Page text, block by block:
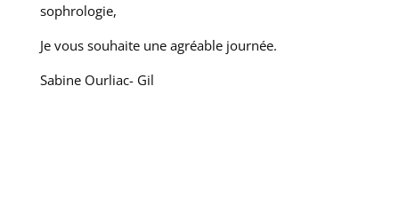
sophrologie,
Je vous souhaite une agréable journée.
Sabine Ourliac- Gil